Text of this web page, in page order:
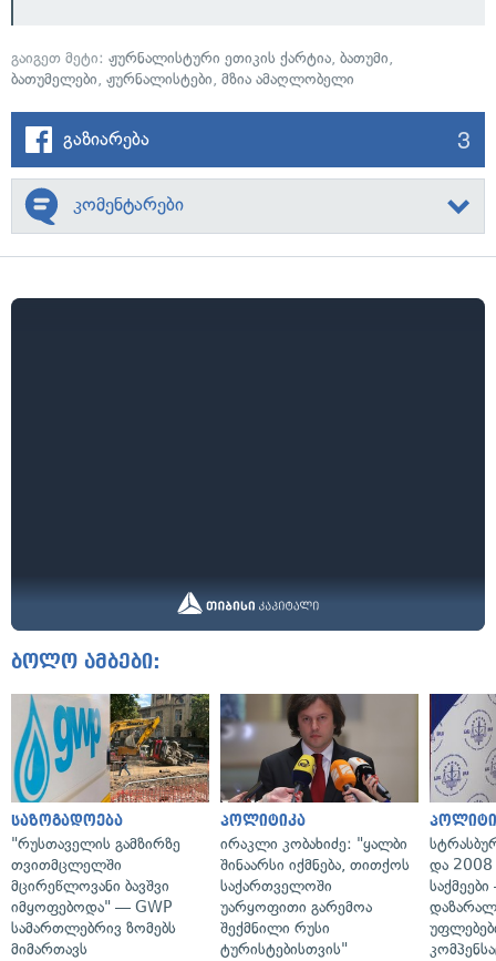
გაიგეთ მეტი: ჟურნალისტური ეთიკის ქარტია, ბათუმი,
ბათუმელები, ჟურნალისტები, მზია ამაღლობელი
გაზიარება 3
კომენტარები
ბოლო ამბები:
საზოგადოება
"რუსთაველის გამზირზე
თვითმცლელში
მცირეწლოვანი ბავშვი
იმყოფებოდა" — GWP
სამართლებრივ ზომებს
მიმართავს
პოლიტიკა
ირაკლი კობახიძე: "ყალბი
შინაარსი იქმნება, თითქოს
საქართველოში
უარყოფითი გარემოა
შექმნილი რუსი
ტურისტებისთვის"
და 2008